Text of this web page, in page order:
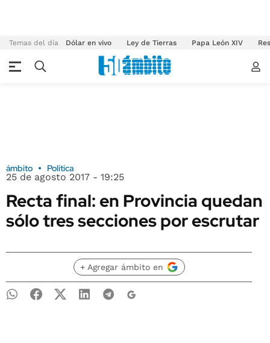
Temas del día Dólar en vivo Ley de Tierras Papa León XIV
ámbito Política
25 de agosto 2017 - 19:25
Recta final: en Provincia quedan
sólo tres secciones por escrutar
+ Agregar ámbito en